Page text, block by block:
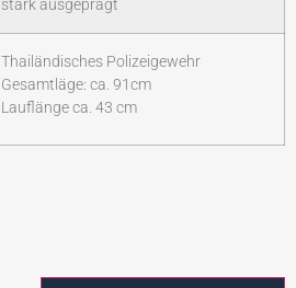
stark ausgeprägt
Thailändisches Polizeigewehr
Gesamtläge: ca. 91cm
Lauflänge ca. 43 cm